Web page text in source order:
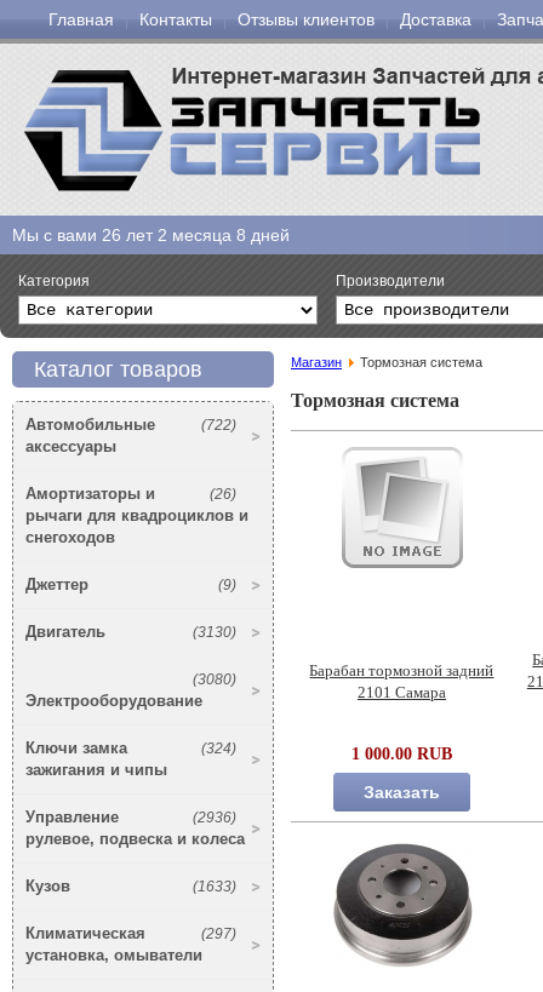
Главная Контакты Отзывы клиентов Доставка
Мы с вами 26 лет 2 месяца 8 дней
Категория Производители
Каталог товаров
(722)
Автомобильные
аксессуары
(26)
Амортизаторы и
рычаги для квадроциклов и
снегоходов
(9)
Джеттер
(3130)
Двигатель
(3080)
Электрооборудование
(324)
Ключи замка
зажигания и чипы
(2936)
Управление
рулевое, подвеска и колеса
(1633)
Кузов
(297)
Климатическая
установка, омыватели
Магазин Тормозная система
Тормозная система
Барабан тормозной задний
2101 Самара
1 000.00 RUB
Заказать